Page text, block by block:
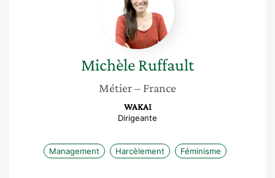
MichèleRuffault
Métier– France
WAKAI
Dirigeante
Management Harcèlement Féminisme